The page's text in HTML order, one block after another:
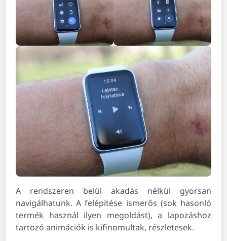
A rendszeren belül akadás nélkül gyorsan
navigálhatunk. A felépítése ismerős (sok hasonló
termék használ ilyen megoldást), a lapozáshoz
tartozó animációk is kifinomultak, részletesek.